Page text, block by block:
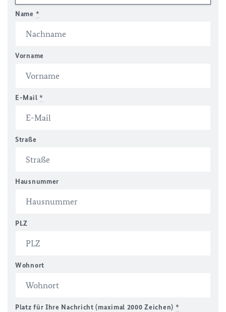
Name *
Vorname
E-Mail *
Straße
Hausnummer
PLZ
Wohnort
Platz für Ihre Nachricht (maximal 2000 Zeichen) *